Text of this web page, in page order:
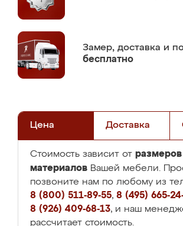
Замер, доставка и
бесплатно
Цена Доставка
Стоимость зависит от
материалов Вашей мебели.
позвоните нам по любому из
8 (800) 511-89-55, 8 (495) 665-
8 (926) 409-68-13, и наш
рассчитает стоимость.